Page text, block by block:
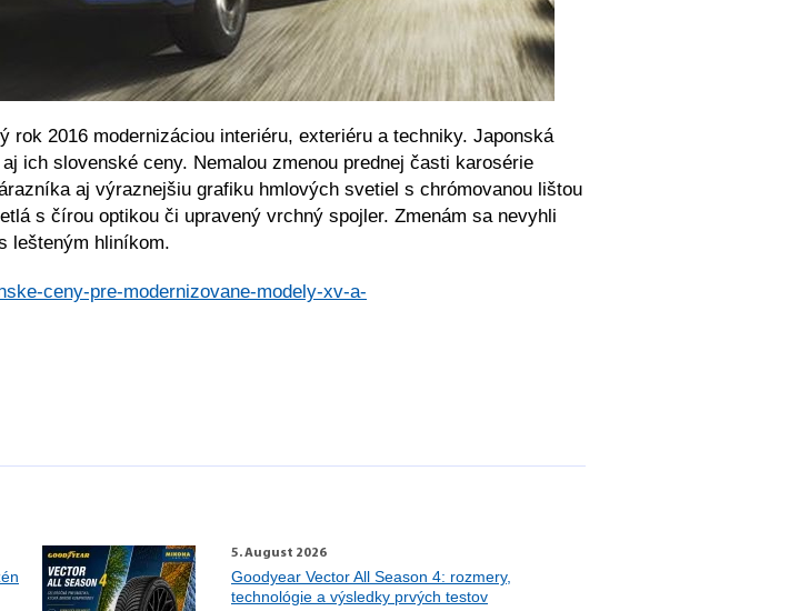
2016 modernizáciou interiéru, exteriéru a techniky. Japonská
ich slovenské ceny. Nemalou zmenou prednej časti karosérie
aj výraznejšiu grafiku hmlových svetiel s chrómovanou lištou
s čírou optikou či upravený vrchný spojler. Zmenám sa nevyhli
lešteným hliníkom.
ceny-pre-modernizovane-modely-xv-a-
5. August 2026
Goodyear Vector All Season 4: rozmery,
technológie a výsledky prvých testov